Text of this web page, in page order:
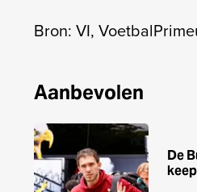
Bron: VI,
Aanbevolen
De